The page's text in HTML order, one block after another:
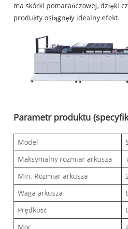
ma skórki pomarańczowej, dzięki
produkty osiągnęły idealny efekt.
Parametr produktu
Model
Maksymalny rozmiar arkusza
Min. Rozmiar arkusza
Waga arkusza
Prędkość
Moc